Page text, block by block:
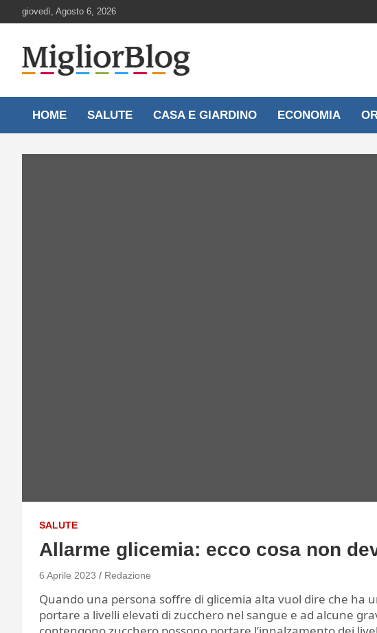
to
giovedì, Agosto 6, 2026
MigliorBlog.it
HOME SALUTE CASA E GIARDINO ECONOMIA
SALUTE
Allarme glicemia: ecco cosa non
6 Aprile 2023 Redazione
Quando una persona soffre di glicemia alta vuol dire che ha
portare a livelli elevati di zucchero nel sangue e ad alcune